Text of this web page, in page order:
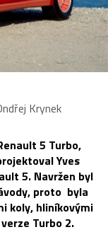
Krynek
5 Turbo,
Yves
5. Navržen byl
proto byla
koly, hliníkovými
Turbo 2.